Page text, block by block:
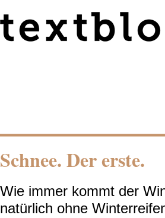
Schnee. Der erste.
Wie immer kommt der
natürlich ohne